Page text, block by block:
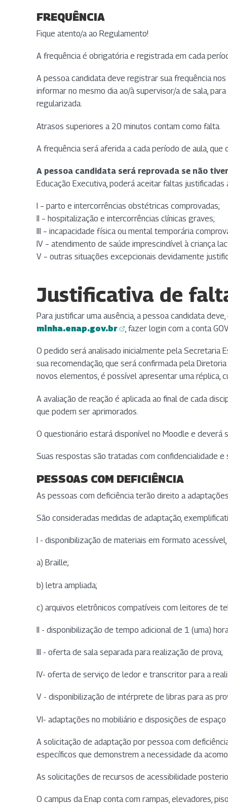
FREQUÊNCIA
Fique atento/a ao Regulamento!
A frequência é obrigatória e registrada em cada
A pessoa candidata deve registrar sua frequência
informar no mesmo dia ao/à supervisor/a de sala,
regularizada.
Atrasos superiores a 20 minutos contam como falta.
A frequência será aferida a cada período de aula,
A pessoa candidata será reprovada se não
Educação Executiva, poderá aceitar faltas
I – parto e intercorrências obstétricas comprovadas;
II – hospitalização e intercorrências clínicas graves;
III – incapacidade física ou mental temporária
IV – atendimento de saúde imprescindível à criança
V – outras situações excepcionais devidamente
Justificativa de
Para justificar uma ausência, a pessoa candidata
minha.enap.gov.br
(abre em nova aba)
(abre em nova aba)
, fazer login com a conta
O pedido será analisado inicialmente pela Secretaria
sua recomendação, que será confirmada pela
novos elementos, é possível apresentar uma réplica,
A avaliação de reação é aplicada ao final de cada
que podem ser aprimorados.
O questionário estará disponível no Moodle e deverá
Suas respostas são tratadas com confidencialidade
PESSOAS COM DEFICIÊNCIA
As pessoas com deficiência terão direito a
São consideradas medidas de adaptação,
I - disponibilização de materiais em formato
a) Braille;
b) letra ampliada;
c) arquivos eletrônicos compatíveis com leitores de
II - disponibilização de tempo adicional de 1 (uma)
III - oferta de sala separada para realização de prova;
IV- oferta de serviço de ledor e transcritor para a
V - disponibilização de intérprete de libras para as
VI- adaptações no mobiliário e disposições de
A solicitação de adaptação por pessoa com
específicos que demonstrem a necessidade da
As solicitações de recursos de acessibilidade
O campus da Enap conta com rampas, elevadores,